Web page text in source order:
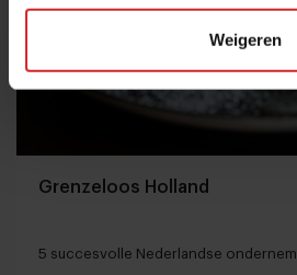
Weigeren
Grenzeloos Holland
5 succesvolle Nederlandse